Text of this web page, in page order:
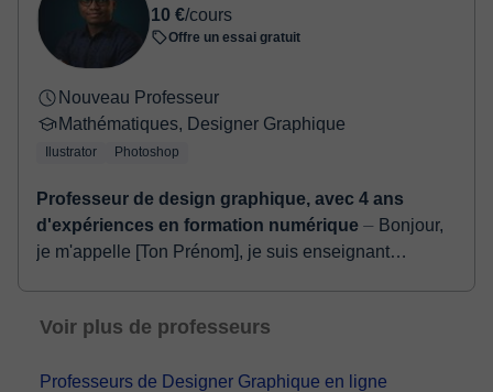
confirmer la réservation.
10 €/cours
Offre un essai gratuit
Nouveau Professeur
Mathématiques, Designer Graphique
Ilustrator Photoshop
Professeur de design graphique, avec 4 ans
d'expériences en formation numérique ⏤ Bonjour,
je m'appelle [Ton Prénom], je suis enseignant
mathématique...
Voir plus de professeurs
Professeurs de Designer Graphique en ligne